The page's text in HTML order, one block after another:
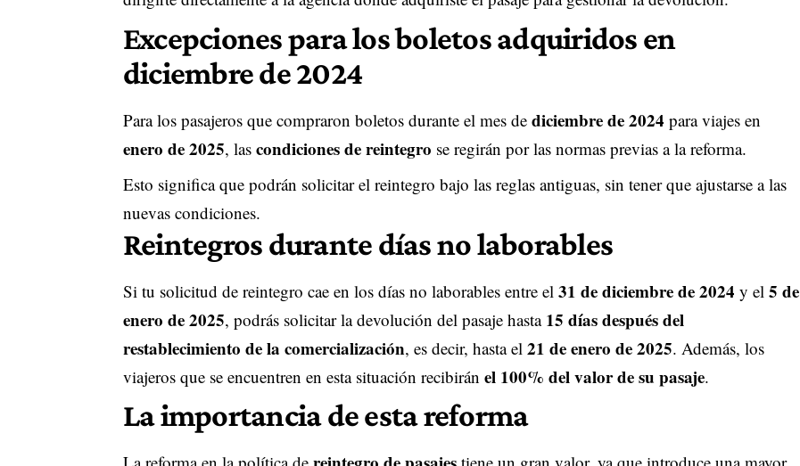
Excepciones para los boletos adquiridos en
diciembre de 2024
Para los pasajeros que compraron boletos durante el mes de diciembre de 2024 para viajes en
enero de 2025, las condiciones de reintegro se regirán por las normas previas a la reforma.
Esto significa que podrán solicitar el reintegro bajo las reglas antiguas, sin tener que ajustarse a las
nuevas condiciones.
Reintegros durante días no laborables
Si tu solicitud de reintegro cae en los días no laborables entre el 31 de diciembre de 2024 y el 5 de
enero de 2025, podrás solicitar la devolución del pasaje hasta 15 días después del
restablecimiento de la comercialización, es decir, hasta el 21 de enero de 2025. Además, los
viajeros que se encuentren en esta situación recibirán el 100% del valor de su pasaje.
La importancia de esta reforma